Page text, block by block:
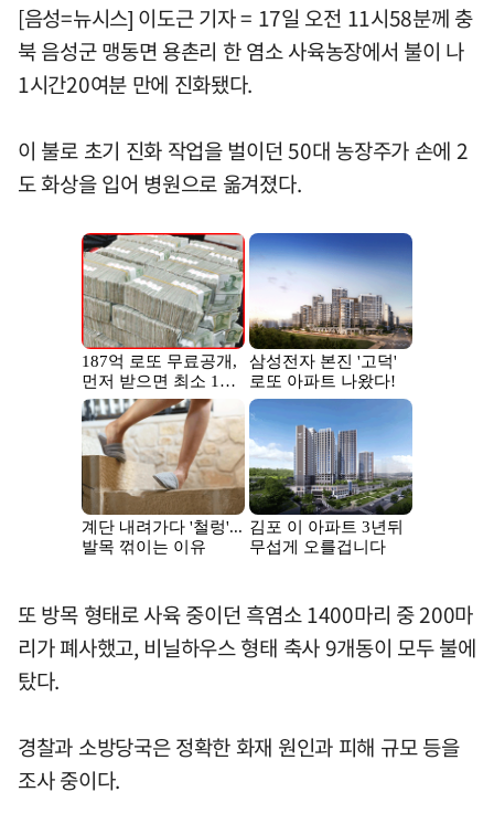
[음성=뉴시스] 이도근 기자 = 17일 오전 11시58분께 충
북 음성군 맹동면 용촌리 한 염소 사육농장에서 불이 나
1시간20여분 만에 진화됐다.
이 불로 초기 진화 작업을 벌이던 50대 농장주가 손에 2
도 화상을 입어 병원으로 옮겨졌다.
또 방목 형태로 사육 중이던 흑염소 1400마리 중 200마
리가 폐사했고, 비닐하우스 형태 축사 9개동이 모두 불에
탔다.
경찰과 소방당국은 정확한 화재 원인과 피해 규모 등을
조사 중이다.